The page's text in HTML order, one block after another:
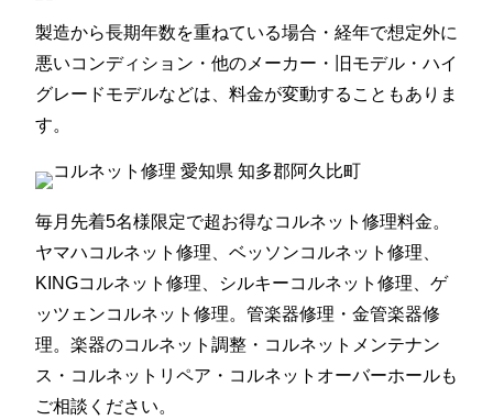
製造から長期年数を重ねている場合・経年で想定外に
悪いコンディション・他のメーカー・旧モデル・ハイ
グレードモデルなどは、料金が変動することもありま
す。
毎月先着5名様限定で超お得なコルネット修理料金。
ヤマハコルネット修理、ベッソンコルネット修理、
KINGコルネット修理、シルキーコルネット修理、ゲ
ッツェンコルネット修理。管楽器修理・金管楽器修
理。楽器のコルネット調整・コルネットメンテナン
ス・コルネットリペア・コルネットオーバーホールも
ご相談ください。